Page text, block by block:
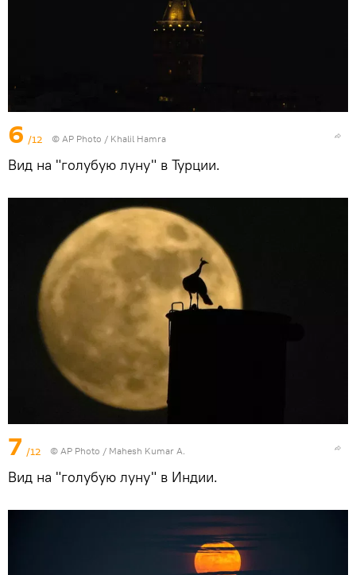
6 /12 © AP Photo / Khalil Hamra
Вид на "голубую луну" в Турции.
7 /12 © AP Photo / Mahesh Kumar A.
Вид на "голубую луну" в Индии.